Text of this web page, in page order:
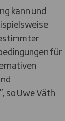
kann und
für
so Uwe Väth